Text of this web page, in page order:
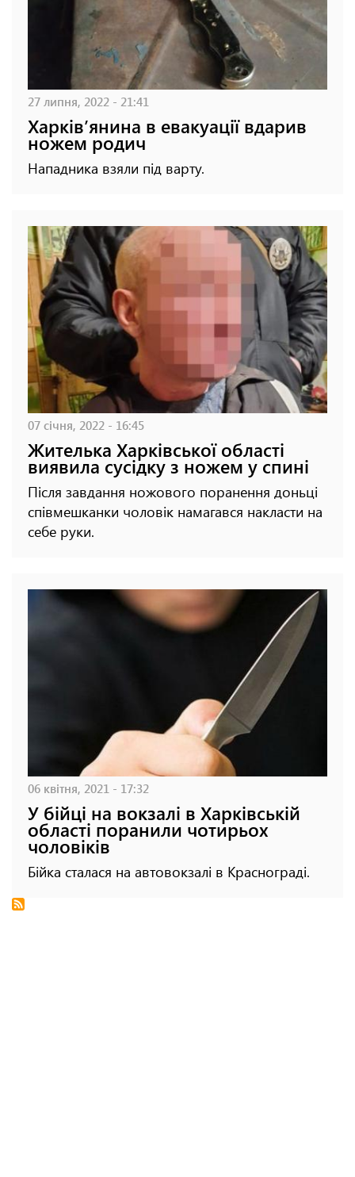
27 липня, 2022 - 21:41
Харківʼянина в евакуації вдарив
ножем родич
Нападника взяли під варту.
07 січня, 2022 - 16:45
Жителька Харківської області
виявила сусідку з ножем у спині
Після завдання ножового поранення доньці
співмешканки чоловік намагався накласти на
себе руки.
06 квітня, 2021 - 17:32
У бійці на вокзалі в Харківській
області поранили чотирьох
чоловіків
Бійка сталася на автовокзалі в Краснограді.